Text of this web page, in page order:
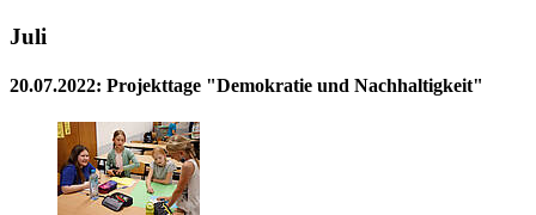
Juli
20.07.2022: Projekttage "Demokratie und Nachhaltigkeit"